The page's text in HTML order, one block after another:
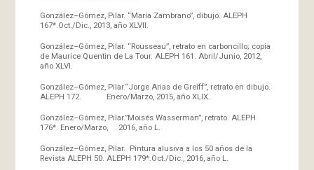
González–Gómez, Pilar. “María Zambrano”, dibujo. ALEPH
167*.Oct./Dic., 2013, año XLVII.
González–Gómez, Pilar. “Rousseau”, retrato en carboncillo; copia
de Maurice Quentin de La Tour. ALEPH 161. Abril/Junio, 2012,
año XLVI.
González–Gómez, Pilar.“Jorge Arias de Greiff”, retrato en dibujo.
ALEPH 172. Enero/Marzo, 2015, año XLIX.
González–Gómez, Pilar.”Moisés Wasserman”, retrato. ALEPH
176*. Enero/Marzo, 2016, año L.
González–Gómez, Pilar. Pintura alusiva a los 50 años de la
Revista ALEPH 50. ALEPH 179*.Oct./Dic., 2016, año L.